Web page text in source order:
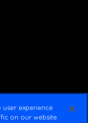
user experience
on our website.